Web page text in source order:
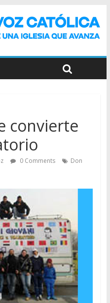
convierte
0 Comments
Don